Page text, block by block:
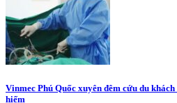
Vinmec Phú Quốc xuyên đêm cứu du
hiếm